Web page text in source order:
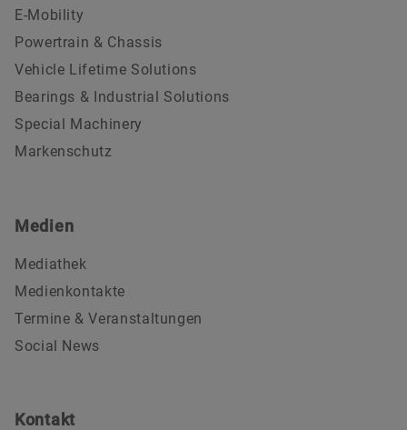
E-Mobility
Powertrain & Chassis
Vehicle Lifetime Solutions
Bearings & Industrial Solutions
Special Machinery
Markenschutz
Medien
Mediathek
Medienkontakte
Termine & Veranstaltungen
Social News
Kontakt